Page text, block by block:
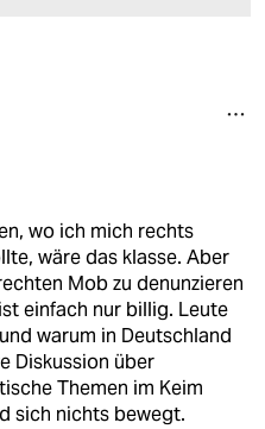
wo ich mich rechts
wäre das klasse. Aber
Mob zu denunzieren
einfach nur billig. Leute
warum in Deutschland
Diskussion über
Themen im Keim
sich nichts bewegt.